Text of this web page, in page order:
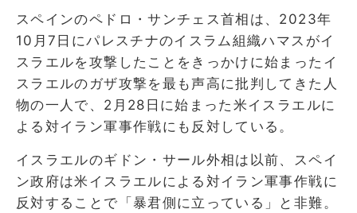
スペインのペドロ・サンチェス首相は、2023年
10月7日にパレスチナのイスラム組織ハマスがイ
スラエルを攻撃したことをきっかけに始まったイ
スラエルのガザ攻撃を最も声高に批判してきた人
物の一人で、2月28日に始まった米イスラエルに
よる対イラン軍事作戦にも反対している。
イスラエルのギドン・サール外相は以前、スペイ
ン政府は米イスラエルによる対イラン軍事作戦に
反対することで「暴君側に立っている」と非難。